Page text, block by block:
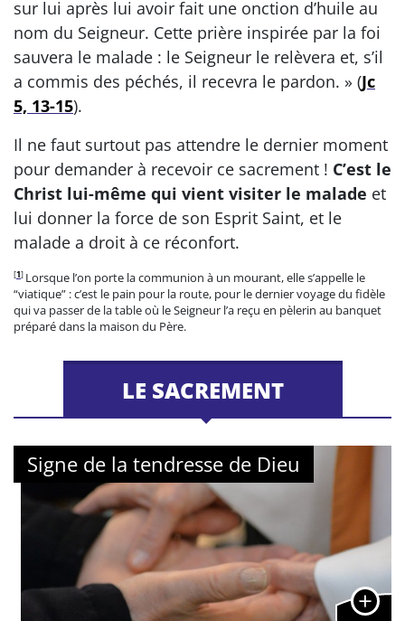
sur lui après lui avoir fait une onction d’huile au
nom du Seigneur. Cette prière inspirée par la foi
sauvera le malade : le Seigneur le relèvera et, s’il
a commis des péchés, il recevra le pardon. » (Jc
5, 13-15).
Il ne faut surtout pas attendre le dernier moment
pour demander à recevoir ce sacrement ! C’est le
Christ lui-même qui vient visiter le malade et
lui donner la force de son Esprit Saint, et le
malade a droit à ce réconfort.
[1] Lorsque l’on porte la communion à un mourant, elle s’appelle le
“viatique” : c’est le pain pour la route, pour le dernier voyage du fidèle
qui va passer de la table où le Seigneur l’a reçu en pèlerin au banquet
préparé dans la maison du Père.
LE SACREMENT
Signe de la tendresse de Dieu